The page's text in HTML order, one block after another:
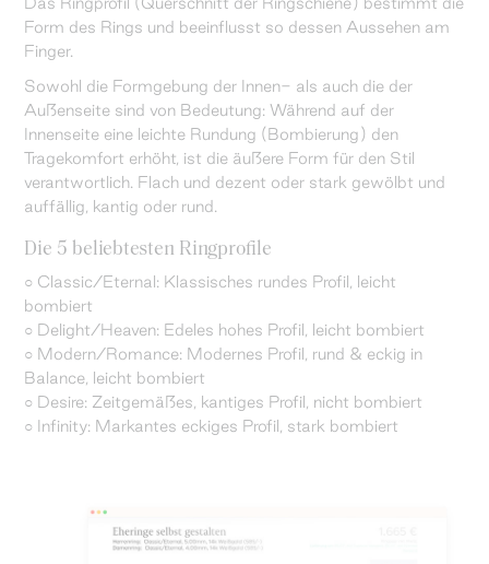
Form des Rings und beeinflusst so dessen Aussehen am
Finger.
Sowohl die Formgebung der Innen- als auch die der
Außenseite sind von Bedeutung: Während auf der
Innenseite eine leichte Rundung (Bombierung) den
Tragekomfort erhöht, ist die äußere Form für den Stil
verantwortlich. Flach und dezent oder stark gewölbt und
auffällig, kantig oder rund.
Die 5 beliebtesten Ringprofile
○ Classic/Eternal: Klassisches rundes Profil, leicht
bombiert
○ Delight/Heaven: Edeles hohes Profil, leicht bombiert
○ Modern/Romance: Modernes Profil, rund & eckig in
Balance, leicht bombiert
○ Desire: Zeitgemäßes, kantiges Profil, nicht bombiert
○ Infinity: Markantes eckiges Profil, stark bombiert